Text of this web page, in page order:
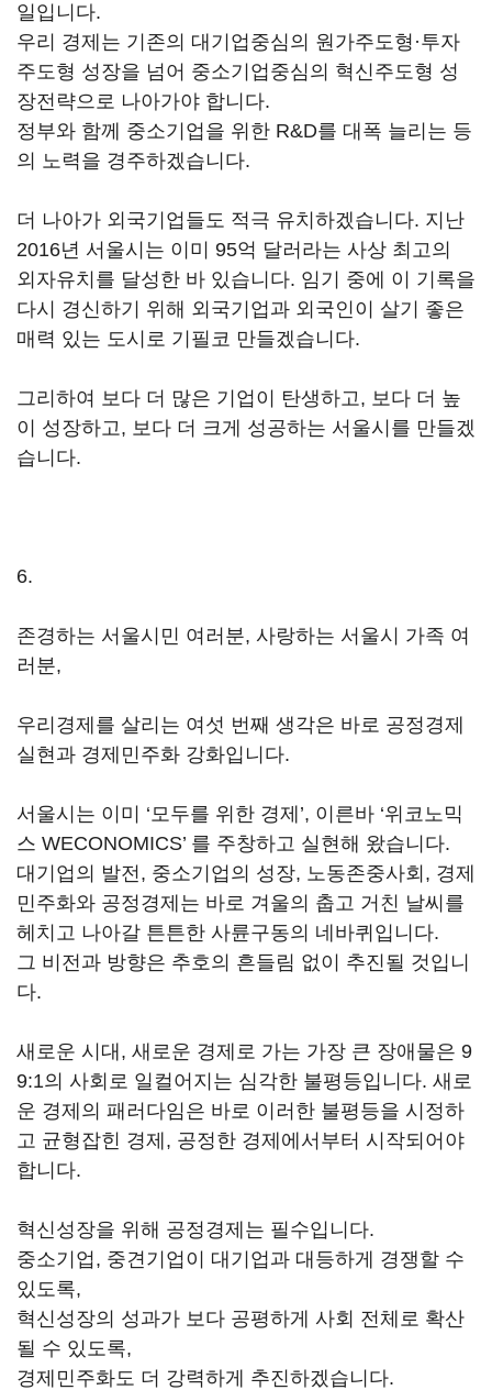
일입니다.
우리 경제는 기존의 대기업중심의 원가주도형·투자
주도형 성장을 넘어 중소기업중심의 혁신주도형 성
장전략으로 나아가야 합니다.
정부와 함께 중소기업을 위한 R&D를 대폭 늘리는 등
의 노력을 경주하겠습니다.
더 나아가 외국기업들도 적극 유치하겠습니다. 지난
2016년 서울시는 이미 95억 달러라는 사상 최고의
외자유치를 달성한 바 있습니다. 임기 중에 이 기록을
다시 경신하기 위해 외국기업과 외국인이 살기 좋은
매력 있는 도시로 기필코 만들겠습니다.
그리하여 보다 더 많은 기업이 탄생하고, 보다 더 높
이 성장하고, 보다 더 크게 성공하는 서울시를 만들겠
습니다.
6.
존경하는 서울시민 여러분, 사랑하는 서울시 가족 여
러분,
우리경제를 살리는 여섯 번째 생각은 바로 공정경제
실현과 경제민주화 강화입니다.
서울시는 이미 ‘모두를 위한 경제’, 이른바 ‘위코노믹
스 WECONOMICS’ 를 주창하고 실현해 왔습니다.
대기업의 발전, 중소기업의 성장, 노동존중사회, 경제
민주화와 공정경제는 바로 겨울의 춥고 거친 날씨를
헤치고 나아갈 튼튼한 사륜구동의 네바퀴입니다.
그 비전과 방향은 추호의 흔들림 없이 추진될 것입니
다.
새로운 시대, 새로운 경제로 가는 가장 큰 장애물은 9
9:1의 사회로 일컬어지는 심각한 불평등입니다. 새로
운 경제의 패러다임은 바로 이러한 불평등을 시정하
고 균형잡힌 경제, 공정한 경제에서부터 시작되어야
합니다.
혁신성장을 위해 공정경제는 필수입니다.
중소기업, 중견기업이 대기업과 대등하게 경쟁할 수
있도록,
혁신성장의 성과가 보다 공평하게 사회 전체로 확산
될 수 있도록,
경제민주화도 더 강력하게 추진하겠습니다.